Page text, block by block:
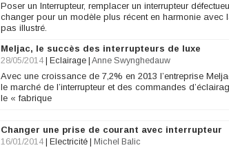
Poser un Interrupteur, remplacer un interrupteur
changer pour un modèle plus récent en harmonie
pas illustré.
Meljac, le succès des interrupteurs de luxe
28/05/2014 Eclairage Anne Swynghedauw
Avec une croissance de 7,2% en 2013 l’entreprise
le marché de l’interrupteur et des commandes
le « fabrique
Changer une prise de courant avec interrupteur
16/01/2014 Electricité Michel Balic